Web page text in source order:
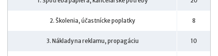
2. Školenia, účastnícke poplatky 8
3. Náklady na reklamu, propagáciu 10